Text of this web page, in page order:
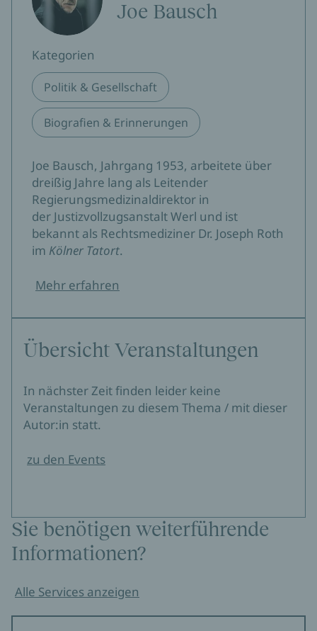
Joe Bausch
Kategorien
Politik & Gesellschaft
Biografien & Erinnerungen
Joe Bausch, Jahrgang 1953, arbeitete über
dreißig Jahre lang als Leitender
Regierungsmedizinaldirektor in
der Justizvollzugsanstalt Werl und ist
bekannt als Rechtsmediziner Dr. Joseph Roth
im Kölner Tatort.
Mehr erfahren
Übersicht Veranstaltungen
In nächster Zeit finden leider keine
Veranstaltungen zu diesem Thema / mit dieser
Autor:in statt.
zu den Events
Sie benötigen weiterführende
Informationen?
Alle Services anzeigen